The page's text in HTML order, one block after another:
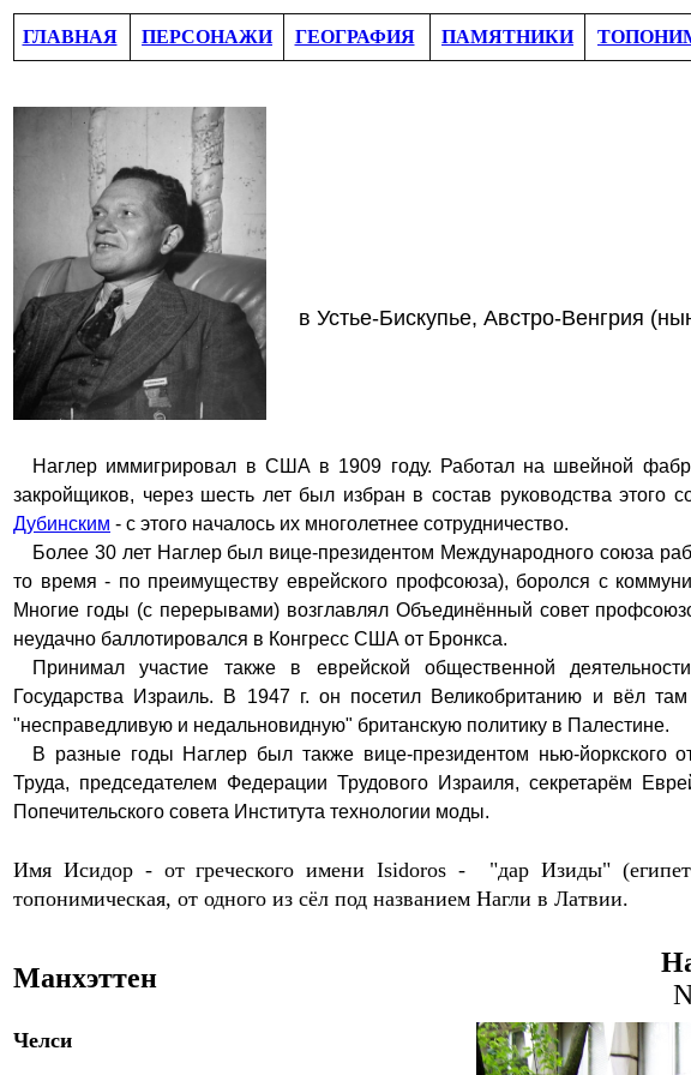
ГЛАВНАЯ ПЕРСОНАЖИ ГЕОГРАФИЯ ПАМЯТНИКИ
в Устье-Бискупье, Австро-Венгрия
Наглер иммигрировал в США в 1909 году. Работал на швейной
закройщиков, через шесть лет был избран в состав руководства этого
Дубинским - с этого началось их многолетнее сотрудничество.
Более 30 лет Наглер был вице-президентом Международного союза
то время - по преимуществу еврейского профсоюза), боролся с
Многие годы (с перерывами) возглавлял Объединённый совет
неудачно баллотировался в Конгресс США от Бронкса.
П ринимал участие также в еврейской общественной
Государства Израиль. В 1947 г. он посетил Великобританию и вёл
"несправедливую и недальновидную" британскую политику в Палестине.
В разные годы Наглер был также вице-президентом нью-йоркского
Труда, председателем Федерации Трудового Израиля, секретарём
Попечительского совета Института технологии моды.
Имя Исидор - от греческого имени Isidoros - "дар Изиды"
топонимическая, от одного из сёл под названием Нагли в Латвии.
Манхэттен
Челси